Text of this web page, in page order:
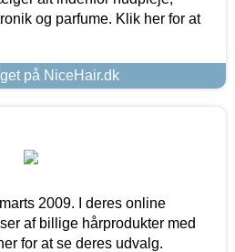
og parfume. Klik her for at
på NiceHair.dk
2009. I deres online
af billige hårprodukter med
for at se deres udvalg.